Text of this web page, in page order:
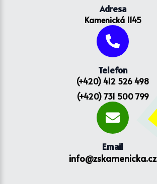
Adresa
Kamenická 1145
Telefon
(+420) 412 526 498
(+420) 731 500 799
Email
info@zskamenicka.cz